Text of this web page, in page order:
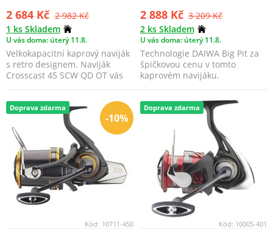
2 684 Kč 2 982 Kč
1 ks Skladem
U vás doma: úterý 11.8.
Velkokapacitní kaprový naviják
s retro designem. Naviják
Crosscast 45 SCW QD OT vás
2 888 Kč 3 209 Kč
2 ks Skladem
U vás doma: úterý 11.8.
Technologie DAIWA Big Pit za
špičkovou cenu v tomto
kaprovém navijáku.
-10%
Doprava zdarma
Kód: 10711-450
Doprava zdarma
Kód: 10005-401